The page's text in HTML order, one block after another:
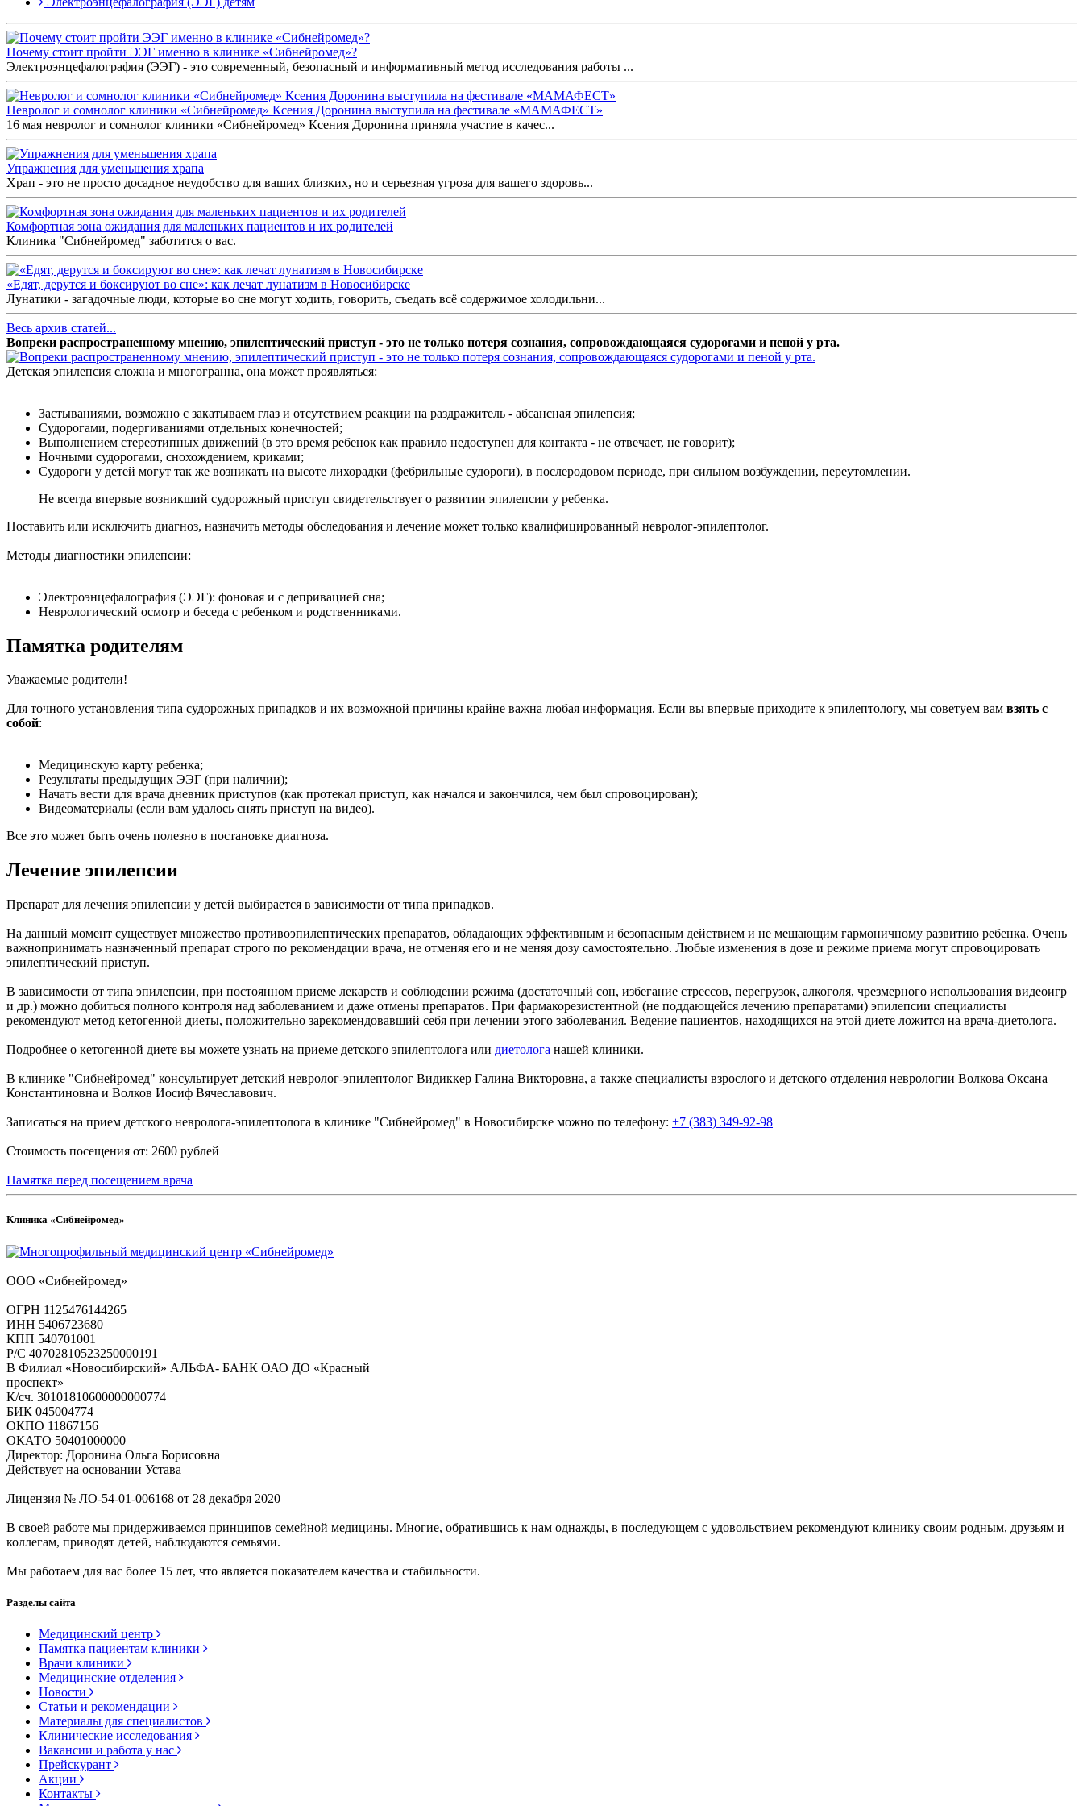
Почему стоит пройти ЭЭГ именно в клинике «Сибнейромед»?
Электроэнцефалография (ЭЭГ) - это современный, безопасный и информативный метод исследования работы ...
Невролог и сомнолог клиники «Сибнейромед» Ксения Доронина выступила на фестивале «МАМАФЕСТ»
16 мая невролог и сомнолог клиники «Сибнейромед» Ксения Доронина приняла участие в качес...
Упражнения для уменьшения храпа
Храп - это не просто досадное неудобство для ваших близких, но и серьезная угроза для вашего здоровь...
Комфортная зона ожидания для маленьких пациентов и их родителей
Клиника "Сибнейромед" заботится о вас.
«Едят, дерутся и боксируют во сне»: как лечат лунатизм в Новосибирске
Лунатики - загадочные люди, которые во сне могут ходить, говорить, съедать всё содержимое холодильни...
Весь архив статей...
Вопреки распространенному мнению, эпилептический приступ - это не только потеря сознания, сопровождающаяся судорогами и пеной у рта.
Детская эпилепсия сложна и многогранна, она может проявляться:
Застываниями, возможно с закатываем глаз и отсутствием реакции на раздражитель - абсансная эпилепсия;
Судорогами, подергиваниями отдельных конечностей;
Выполнением стереотипных движений (в это время ребенок как правило недоступен для контакта - не отвечает, не говорит);
Ночными судорогами, снохождением, криками;
Судороги у детей могут так же возникать на высоте лихорадки (фебрильные судороги), в послеродовом периоде, при сильном возбуждении, переутомлении.
Не всегда впервые возникший судорожный приступ свидетельствует о развитии эпилепсии у ребенка.
Поставить или исключить диагноз, назначить методы обследования и лечение может только квалифицированный невролог-эпилептолог.
Методы диагностики эпилепсии:
Электроэнцефалография (ЭЭГ): фоновая и с депривацией сна;
Неврологический осмотр и беседа с ребенком и родственниками.
Памятка родителям
Уважаемые родители!
Для точного установления типа судорожных припадков и их возможной причины крайне важна любая информация. Если вы впервые приходите к эпилептологу, мы советуем вам взять с
собой:
Медицинскую карту ребенка;
Результаты предыдущих ЭЭГ (при наличии);
Начать вести для врача дневник приступов (как протекал приступ, как начался и закончился, чем был спровоцирован);
Видеоматериалы (если вам удалось снять приступ на видео).
Все это может быть очень полезно в постановке диагноза.
Лечение эпилепсии
Препарат для лечения эпилепсии у детей выбирается в зависимости от типа припадков.
На данный момент существует множество противоэпилептических препаратов, обладающих эффективным и безопасным действием и не мешающим гармоничному развитию ребенка. Очень
важнопринимать назначенный препарат строго по рекомендации врача, не отменяя его и не меняя дозу самостоятельно. Любые изменения в дозе и режиме приема могут спровоцировать
эпилептический приступ.
В зависимости от типа эпилепсии, при постоянном приеме лекарств и соблюдении режима (достаточный сон, избегание стрессов, перегрузок, алкоголя, чрезмерного использования видеоигр
и др.) можно добиться полного контроля над заболеванием и даже отмены препаратов. При фармакорезистентной (не поддающейся лечению препаратами) эпилепсии специалисты
рекомендуют метод кетогенной диеты, положительно зарекомендовавший себя при лечении этого заболевания. Ведение пациентов, находящихся на этой диете ложится на врача-диетолога.
Подробнее о кетогенной диете вы можете узнать на приеме детского эпилептолога или диетолога нашей клиники.
В клинике "Сибнейромед" консультирует детский невролог-эпилептолог Видиккер Галина Викторовна, а также специалисты взрослого и детского отделения неврологии Волкова Оксана
Константиновна и Волков Иосиф Вячеславович.
Записаться на прием детского невролога-эпилептолога в клинике "Сибнейромед" в Новосибирске можно по телефону: +7 (383) 349-92-98
Стоимость посещения от: 2600 рублей
Памятка перед посещением врача
Клиника «Сибнейромед»
ООО «Сибнейромед»
ОГРН 1125476144265
ИНН 5406723680
КПП 540701001
Р/С 40702810523250000191
В Филиал «Новосибирский» АЛЬФА- БАНК ОАО ДО «Красный
проспект»
К/сч. 30101810600000000774
БИК 045004774
ОКПО 11867156
ОКАТО 50401000000
Директор: Доронина Ольга Борисовна
Действует на основании Устава
Лицензия № ЛО-54-01-006168 от 28 декабря 2020
В своей работе мы придерживаемся принципов семейной медицины. Многие, обратившись к нам однажды, в последующем с удовольствием рекомендуют клинику своим родным, друзьям и
коллегам, приводят детей, наблюдаются семьями.
Мы работаем для вас более 15 лет, что является показателем качества и стабильности.
Разделы сайта
Медицинский центр
Памятка пациентам клиники
Врачи клиники
Медицинские отделения
Новости
Статьи и рекомендации
Материалы для специалистов
Клинические исследования
Вакансии и работа у нас
Прейскурант
Акции
Контакты